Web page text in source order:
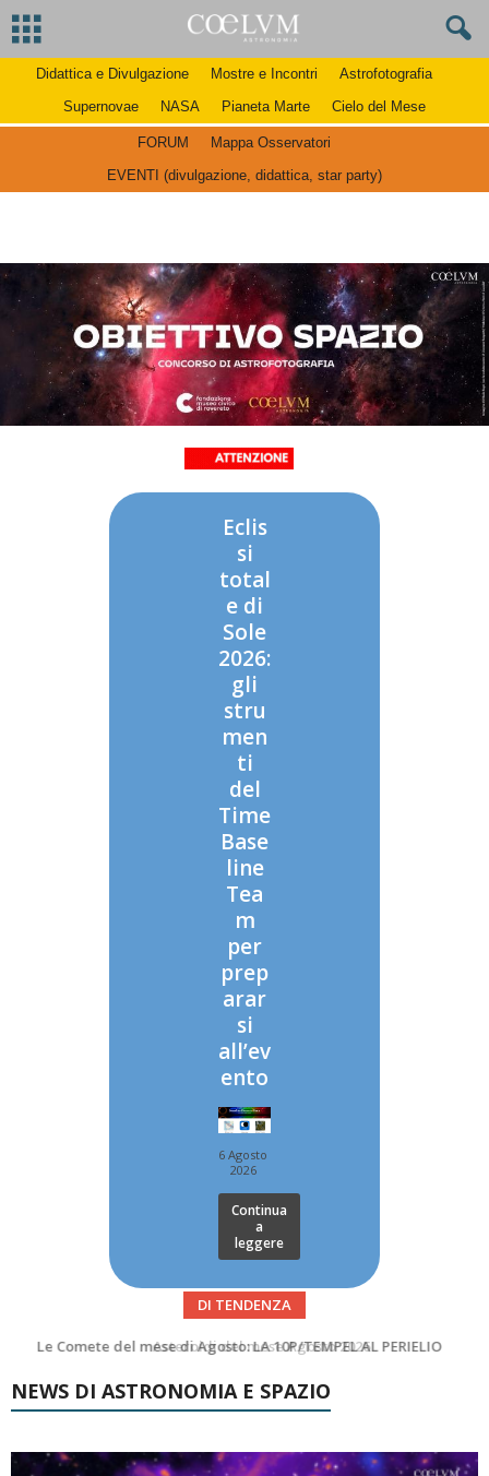
Didattica e Divulgazione Mostre e Incontri
Astrofotografia
Supernovae
NASA Pianeta Marte Cielo del Mese
FORUM
Mappa Osservatori
EVENTI (divulgazione, didattica, star party)
Eclis
si
total
e di
Sole
2026:
gli
stru
men
ti
del
Time
Base
line
Tea
m
per
prep
arar
si
all’ev
ento
6 Agosto
2026
Continua
a
leggere
DI TENDENZA
Asteroidi del mese Agosto 2026
NEWS DI ASTRONOMIA E SPAZIO